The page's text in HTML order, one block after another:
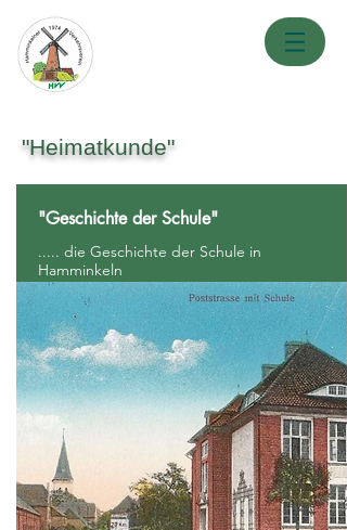
"Heimatkunde"
"Geschichte der Schule"
..... die Geschichte der Schule in
Hamminkeln